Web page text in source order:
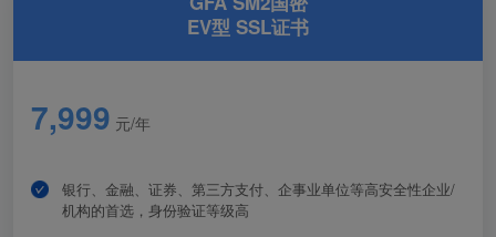
EV型 SSL证书
7,999 元/年
银行、金融、证券、第三方支付、企事业单位等高安全性企业/
机构的首选，身份验证等级高